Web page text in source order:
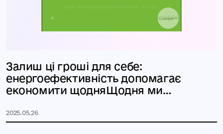
Залиш ці гроші для себе:
енергоефективність допомагає
економити щодняЩодня ми
2025.05.26